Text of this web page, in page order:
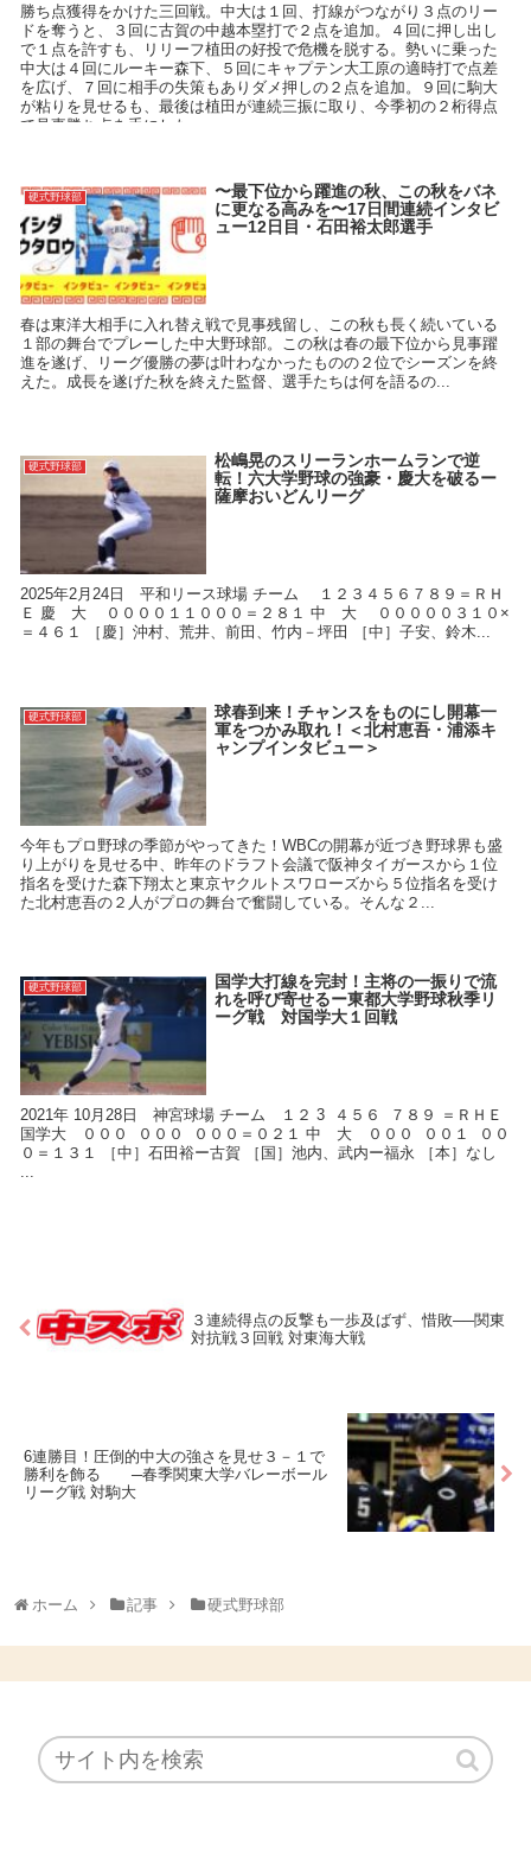
勝ち点獲得をかけた三回戦。中大は１回、打線がつながり３点のリー
ドを奪うと、３回に古賀の中越本塁打で２点を追加。４回に押し出し
で１点を許すも、リリーフ植田の好投で危機を脱する。勢いに乗った
中大は４回にルーキー森下、５回にキャプテン大工原の適時打で点差
を広げ、７回に相手の失策もありダメ押しの２点を追加。９回に駒大
が粘りを見せるも、最後は植田が連続三振に取り、今季初の２桁得点
で見事勝ち点を手にした。
硬式野球部
〜最下位から躍進の秋、この秋をバネ
に更なる高みを〜17日間連続インタビ
ュー12日目・石田裕太郎選手
春は東洋大相手に入れ替え戦で見事残留し、この秋も長く続いている
１部の舞台でプレーした中大野球部。この秋は春の最下位から見事躍
進を遂げ、リーグ優勝の夢は叶わなかったものの２位でシーズンを終
えた。成長を遂げた秋を終えた監督、選手たちは何を語るの...
硬式野球部
松嶋晃のスリーランホームランで逆
転！六大学野球の強豪・慶大を破るー
薩摩おいどんリーグ
2025年2月24日 平和リース球場 チーム １２３４５６７８９＝ＲＨ
Ｅ 慶 大 ００００１１０００＝２８１ 中 大 ０００００３１０×
＝４６１ ［慶］沖村、荒井、前田、竹内－坪田 ［中］子安、鈴木...
硬式野球部
球春到来！チャンスをものにし開幕一
軍をつかみ取れ！＜北村恵吾・浦添キ
ャンプインタビュー＞
今年もプロ野球の季節がやってきた！WBCの開幕が近づき野球界も盛
り上がりを見せる中、昨年のドラフト会議で阪神タイガースから１位
指名を受けた森下翔太と東京ヤクルトスワローズから５位指名を受け
た北村恵吾の２人がプロの舞台で奮闘している。そんな２...
硬式野球部
国学大打線を完封！主将の一振りで流
れを呼び寄せるー東都大学野球秋季リ
ーグ戦 対国学大１回戦
2021年 10月28日 神宮球場 チーム １２ 3 ４５６ ７８９ ＝ＲＨＥ
国学大 ０００ ０００ ０００＝０２１ 中 大 ０００ ００１ ００
０＝１３１ ［中］石田裕ー古賀 ［国］池内、武内ー福永 ［本］なし
３連続得点の反撃も一歩及ばず、惜敗──関東
対抗戦３回戦 対東海大戦
6連勝目！圧倒的中大の強さを見せ３－１で
勝利を飾る ─春季関東大学バレーボール
リーグ戦 対駒大
ホーム 記事 硬式野球部